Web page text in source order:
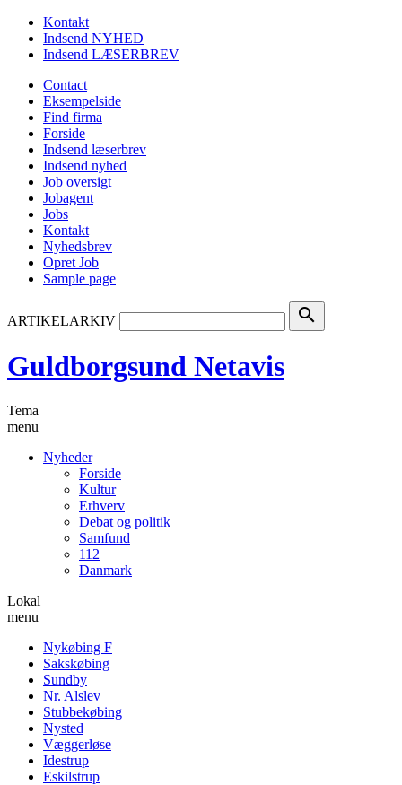
Kontakt
Indsend NYHED
Indsend LÆSERBREV
Contact
Eksempelside
Find firma
Forside
Indsend læserbrev
Indsend nyhed
Job oversigt
Jobagent
Jobs
Kontakt
Nyhedsbrev
Opret Job
Sample page
ARTIKELARKIV search
Guldborgsund Netavis
Tema
menu
Nyheder
Forside
Kultur
Erhverv
Debat og politik
Samfund
112
Danmark
Lokal
menu
Nykøbing F
Sakskøbing
Sundby
Nr. Alslev
Stubbekøbing
Nysted
Væggerløse
Idestrup
Eskilstrup